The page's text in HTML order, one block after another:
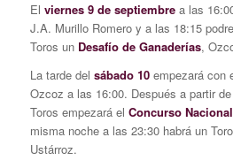
El viernes 9 de septiembrea las
J.A. Murillo Romero y a las 18:15
Toros un Desafío de Ganaderías,
La tarde del sábado 10empezará con
Ozcoz a las 16:00. Después a partir
Toros empezará el Concurso
misma noche a las 23:30 habrá un
Ustárroz.